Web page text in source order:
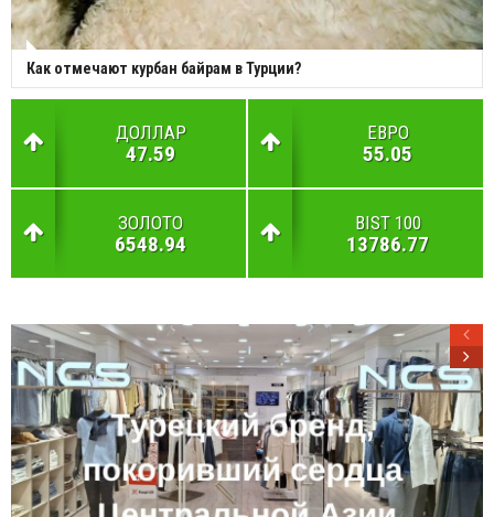
Как отмечают курбан байрам в Турции?
ДОЛЛАР
47.59
ЕВРО
55.05
ЗОЛОТО
6548.94
BIST 100
13786.77